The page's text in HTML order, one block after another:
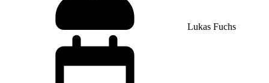
Lukas Fuchs